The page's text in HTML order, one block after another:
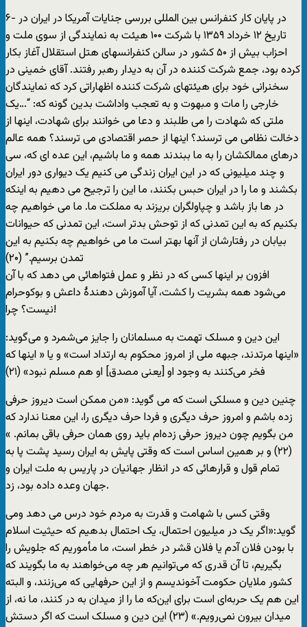
۶- در پايان کار کنفرانس بين المللی بررسی جنايات آمريکا در ايران در
تاريخ ۱۲ خرداد ۱۳۵۹ با شرکت ۱۰۰ هيئت به نمايندگی از سوی ملت و
احزاب بيش از ۵۰ کشور در سالن کنفرانسهای هتل استقلال آغاز بکار
کرده بود، جمع شرکت کننده در آن به ديدار رهبر رفتند. آقای خمينی در
سخنرانی خود برای هيئتهای شرکت کننده اظهاراتی کرد که نمايندگان
خارجی را مات و مبهوت و به تعجب واداشت بدين گونه که: “…يک
ملتی که شهادت را می طلبند و دعا می خوانند برای شهادت، اينها از
دخالت نظامی می ترسند؟ اينها از حصر اقتصادی می ترسند؟ همه عالم
درهای ممالکشان را به ما ببندند همه و ما باشيم، اين عده ای که، سی
و چند ميليونی که در اين ايران زندگی می کنيم يک ديواری دور ايران
بکشند و ما را در ايران حبس بکنند، ما اين را ترجيح می دهيم به اينکه
در ها باز باشد و چپاولگران بريزند به مملکت ما. ما می خواهيم چه
بکنيم که به اين تمدنی که از توحش بدتر است، اين تمدنی که حيوانات
بيابان در رفتارشان از آنها بهتر است ما می خواهيم چه بکنيم به اين
تمدن برسيم.” (۲۰)
افزون بر اينها کسی که در نظر و عمل فتواهائی می دهد که با آن
می‌شود همه بشريت را کشت، آيا آموزش دهندۀ داعش و بوکوحرام
نيست؟ چرا!
اين دين و مسلک تهمت به مسلمانان را جايز می‌شمرد و می‌گويد:
«اينها مرتدند، جبهه ملی از امروز محکوم به ارتداد است» و يا « اينها که
فخر می‌کنند به وجود او [يعنی مصدق] او هم مسلم نبود» (۲۱)
چنين دين و مسلکی است که می گويد: «من ممکن است ديروز حرفی
زده باشم و امروز حرف ديگری و فردا حرف ديگری را، اين معنا ندارد که
من بگويم چون ديروز حرفی زده‌ام بايد روی همان حرفی باقی بمانم. »
(۲۲) و بر همين اساس است که وقتی پايش به ايران رسيد پشت پا به
تمام قول و قرارهائی که در انظار جهانيان در پاريس به ملت ايران و
جهان وعده داده بود، زد.
وقتی کسی با شهامت و قدرت به مردم خود درس می دهد ومی
گويد:«اگر يک در ميليون احتمال، يک احتمال بدهيم که حيثيت اسلام
با بودن فلان آدم يا فلان قشر در خطر است، ما مأموريم که جلويش را
بگيريم، تا آن قدری که می‌توانيم هر چه می‌خواهند به ما بگويند که
کشور ملايان حکومت آخونديسم و از اين حرفهايی که می‌زنند، و البته
اين هم يک حربه‌ای است برای اين‌که ما را از ميدان به در کنند، ما نه، از
ميدان بيرون نمی‌رويم.» (۲۳) اين دين و مسلک است که اگر دستش